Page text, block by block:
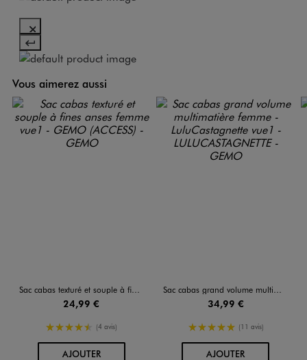
Vous aimerez aussi
Sac cabas texturé et souple à fines anses femme
24,99 €
4.5/5 de moyenne
(4 avis)
AJOUTERAU PANIER
Sac cabas grand volume multimatière femme - LuluCastagnette
34,99 €
5/5 de moyenne
(11 avis)
AJOUTERAU PANIER